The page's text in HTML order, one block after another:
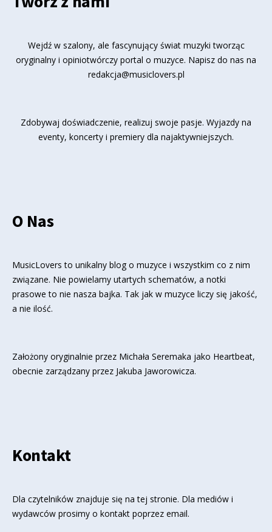
Wejdź w szalony, ale fascynujący świat muzyki tworząc
oryginalny i opiniotwórczy portal o muzyce. Napisz do nas na
redakcja@musiclovers.pl
Zdobywaj doświadczenie, realizuj swoje pasje. Wyjazdy na
eventy, koncerty i premiery dla najaktywniejszych.
O Nas
MusicLovers to unikalny blog o muzyce i wszystkim co z nim
związane. Nie powielamy utartych schematów, a notki
prasowe to nie nasza bajka. Tak jak w muzyce liczy się jakość,
a nie ilość.
Założony oryginalnie przez Michała Seremaka jako Heartbeat,
obecnie zarządzany przez Jakuba Jaworowicza.
Kontakt
Dla czytelników znajduje się na tej stronie. Dla mediów i
wydawców prosimy o kontakt poprzez email.